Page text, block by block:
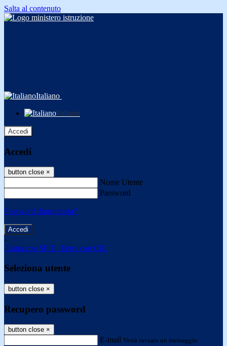
Salta al contenuto
Italiano
Italiano
Accedi
Accedi
button close ×
Nome Utente
Password
Password dimenticata?
-
Entra con SPID Entra con CIE
Seleziona utente
button close ×
Recupero password
button close ×
E-mail Verrà inviato un messaggio